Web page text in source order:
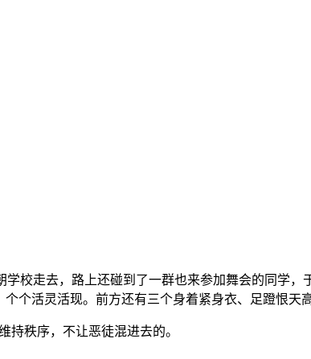
校走去，路上还碰到了一群也来参加舞会的同学
个活灵活现。前方还有三个身着紧身衣、足蹬恨
持秩序，不让恶徒混进去的。